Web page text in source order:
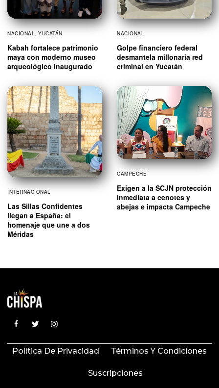
NACIONAL, YUCATÁN
Kabah fortalece patrimonio
maya con moderno museo
arqueológico inaugurado
NACIONAL
Golpe financiero federal
desmantela millonaria red
criminal en Yucatán
INTERNACIONAL
Las Sillas Confidentes
llegan a España: el
homenaje que une a dos
Méridas
CAMPECHE
Exigen a la SCJN protección
inmediata a cenotes y
abejas e impacta Campeche
Política De Privacidad Términos Y Condiciones
Suscripciones